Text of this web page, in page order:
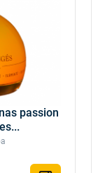
passion